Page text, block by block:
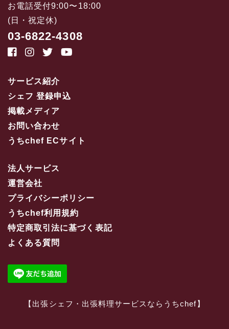
お電話受付9:00〜18:00
(日・祝定休)
03-6822-4308
サービス紹介
シェフ 登録申込
掲載メディア
お問い合わせ
うちchef ECサイト
法人サービス
運営会社
プライバシーポリシー
うちchef利用規約
特定商取引法に基づく表記
よくある質問
【 出張シェフ・出張料理サービスならうちchef】